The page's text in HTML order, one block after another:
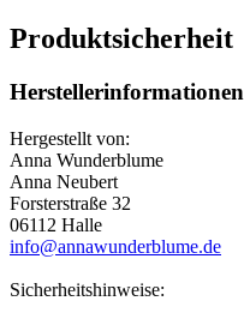
Produktsicherheit
Herstellerinformationen
Hergestellt von:
Anna Wunderblume
Anna Neubert
Forsterstraße 32
06112 Halle
info@annawunderblume.de
Sicherheitshinweise: